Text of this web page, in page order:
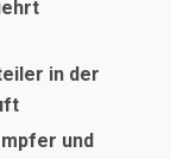
in der
und